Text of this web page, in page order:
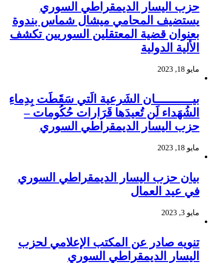
حزب اليسار الديمقراطي السوري
يستضيف المحامي ميشال شماس بندوة
بعنوان قضية المعتقلين السوريين تكشف
الألية الدولية
مايو 18, 2023
بيـــــــــــان الشَرعية الَتي سَقَطَت بِدِماءِ
الشُهَداء لَن تُعيدَها قَرَارات حُكُومات –
حزب اليسار الديمقراطي السوري
مايو 18, 2023
بيان حزب اليسار الديمقراطي السوري
في عيد العمال
مايو 3, 2023
تنويه صادر عن المكتب الإعلامي لحزب
اليسار الديمقراطي السوري